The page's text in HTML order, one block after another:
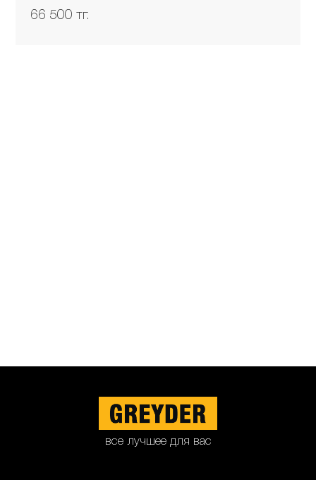
66 500 тг.
все лучшее для вас